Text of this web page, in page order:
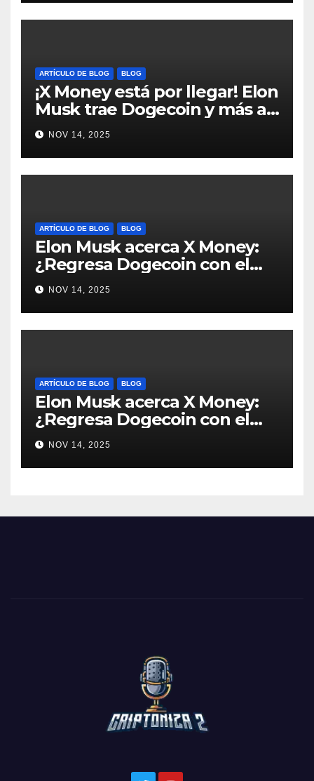
ARTÍCULO DE BLOG BLOG
¡X Money está por llegar! Elon
Musk trae Dogecoin y más al
mundo de pagos #Crypto
#Dogecoin
NOV 14, 2025
ARTÍCULO DE BLOG BLOG
Elon Musk acerca X Money:
¿Regresa Dogecoin con el
nuevo pago nativo? #Cripto
#Dogecoin
NOV 14, 2025
ARTÍCULO DE BLOG BLOG
Elon Musk acerca X Money:
¿Regresa Dogecoin con el
nuevo pago nativo? #Cripto
#Dogecoin
NOV 14, 2025